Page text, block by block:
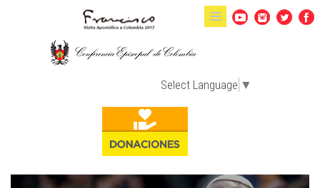
Pasar al contenido principal
Select Language ▼